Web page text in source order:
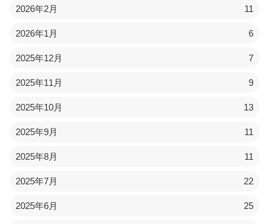
2026年2月 11
2026年1月 6
2025年12月 7
2025年11月 9
2025年10月 13
2025年9月 11
2025年8月 11
2025年7月 22
2025年6月 25